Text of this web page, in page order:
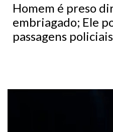
Homem é preso
embriagado; Ele
passagens policiais